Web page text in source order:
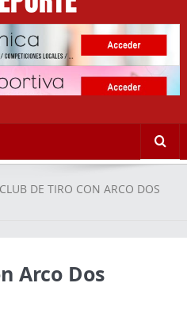
CLUB DE TIRO CON ARCO DOS
Arco Dos